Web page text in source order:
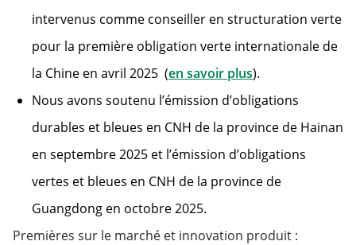
intervenus comme conseiller en structuration verte
pour la première obligation verte internationale de
la Chine en avril 2025 (en savoir plus).
Nous avons soutenu l’émission d’obligations
durables et bleues en CNH de la province de Hainan
en septembre 2025 et l’émission d’obligations
vertes et bleues en CNH de la province de
Guangdong en octobre 2025.
Premières sur le marché et innovation produit :